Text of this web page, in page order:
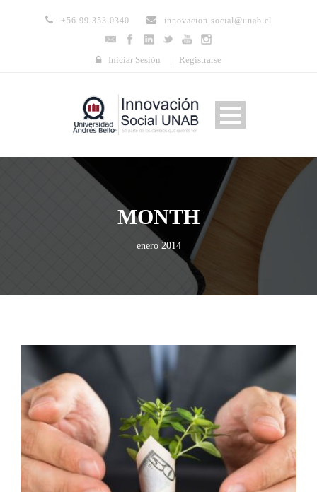
+56 99 353 0340 innovacion.social@unab.cl
Iniciar Sesión | Registrarse
MONTH
enero 2014